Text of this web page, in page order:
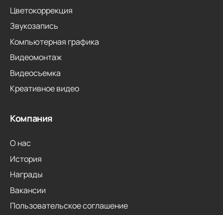
Цветокоррекция
Звукозапись
Компьютерная графика
Видеомонтаж
Видеосъемка
Креативное видео
Компания
О нас
История
Награды
Вакансии
Пользовательское соглашение